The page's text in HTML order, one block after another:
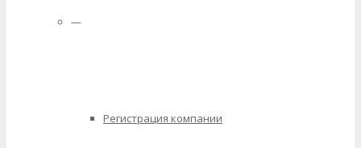
—
Регистрация компании